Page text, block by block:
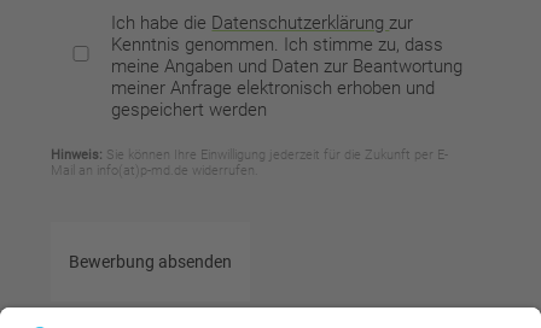
Ich habe die Datenschutzerklärungzur
Kenntnis genommen. Ich stimme zu, dass
meine Angaben und Daten zur Beantwortung
meiner Anfrage elektronisch erhoben und
gespeichert werden
Hinweis: Sie können Ihre Einwilligung jederzeit für die Zukunft per E-
Mail an info(at)p-md.de widerrufen.
Bewerbung absenden